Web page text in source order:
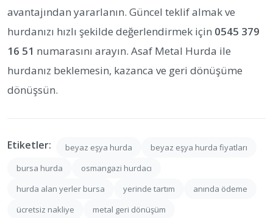
avantajından yararlanın. Güncel teklif almak ve
hurdanızı hızlı şekilde değerlendirmek için 0545 379
16 51 numarasını arayın. Asaf Metal Hurda ile
hurdanız beklemesin, kazanca ve geri dönüşüme
dönüşsün.
Etiketler: beyaz eşya hurda
beyaz eşya hurda fiyatları
bursa hurda
osmangazi hurdacı
hurda alan yerler bursa
yerinde tartım
anında ödeme
ücretsiz nakliye
metal geri dönüşüm